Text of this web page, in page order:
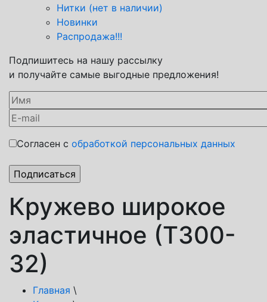
Нитки (нет в наличии)
Новинки
Распродажа!!!
Подпишитесь на нашу рассылку
и получайте самые выгодные предложения!
Согласен с обработкой персональных данных
Кружево широкое
эластичное (Т300-
32)
Главная \